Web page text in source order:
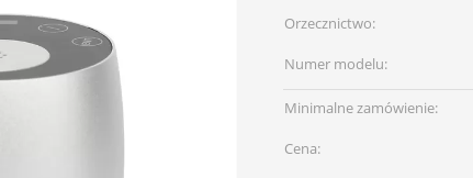
Orzecznictwo:
Numer modelu:
Minimalne zamówienie:
Cena: